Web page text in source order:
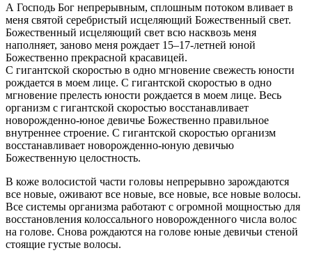
А Господь Бог непрерывным, сплошным потоком вливает в
меня святой серебристый исцеляющий Божественный свет.
Божественный исцеляющий свет всю насквозь меня
наполняет, заново меня рождает 15–17-летней юной
Божественно прекрасной красавицей.
С гигантской скоростью в одно мгновение свежесть юности
рождается в моем лице. С гигантской скоростью в одно
мгновение прелесть юности рождается в моем лице. Весь
организм с гигантской скоростью восстанавливает
новорожденно-юное девичье Божественно правильное
внутреннее строение. С гигантской скоростью организм
восстанавливает новорожденно-юную девичью
Божественную целостность.
В коже волосистой части головы непрерывно зарождаются
все новые, оживают все новые, все новые, все новые волосы.
Все системы организма работают с огромной мощностью для
восстановления колоссального новорожденного числа волос
на голове. Снова рождаются на голове юные девичьи стеной
стоящие густые волосы.